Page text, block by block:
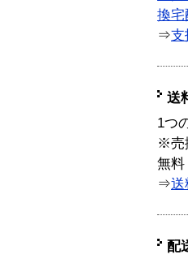
換宅
⇒支
送
1つ
※売
無料
⇒送
配